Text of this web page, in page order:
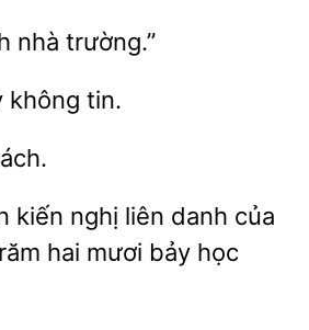
trường.”
tin.
kiến nghị liên
của
mươi bảy học